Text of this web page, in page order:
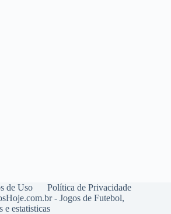
de Uso
Política de Privacidade
- Jogos de Futebol,
e estatisticas